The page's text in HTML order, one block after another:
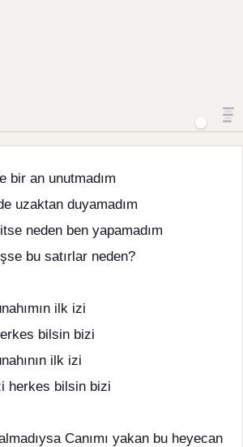
bir an unutmadım
uzaktan duyamadım
neden ben yapamadım
bu satırlar neden?
ilk izi
bilsin bizi
ilk izi
herkes bilsin bizi
Canımı yakan bu heyecan